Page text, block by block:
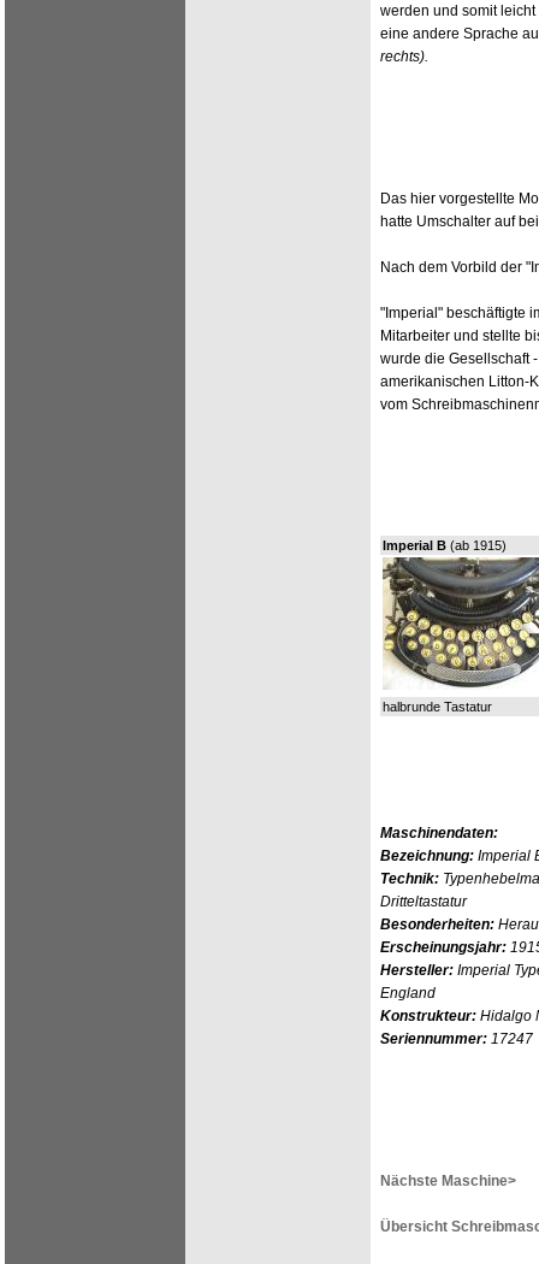
werden und somit
eine andere Sprache
rechts).
Das hier vorgestellte
hatte Umschalter auf
Nach dem Vorbild der
"Imperial" beschäftigte
Mitarbeiter und stellte
wurde die Gesellschaft
amerikanischen Litton-
vom
Imperial B (ab 1915)
halbrunde Tastatur
Maschinendaten:
Bezeichnung: Imperial
Technik:
Dritteltastatur
Besonderheiten:
Erscheinungsjahr:
Hersteller: Imperial
England
Konstrukteur: Hidalgo
Seriennummer: 17247
Nächste Maschine>
Übersicht